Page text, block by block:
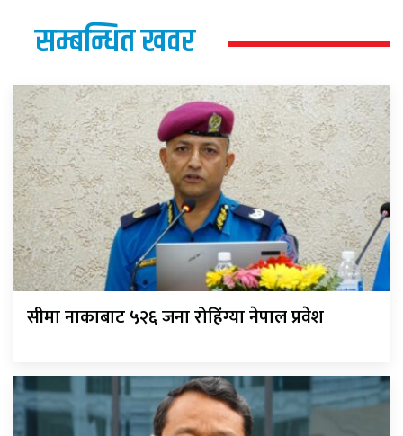
सम्बन्धित खवर
सीमा नाकाबाट ५२६ जना रोहिंग्या नेपाल प्रवेश